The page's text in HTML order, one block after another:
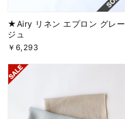
★Airy リネン エプロン グレー
ジュ
￥6,293